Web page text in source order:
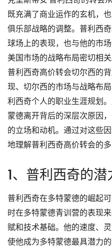
既充满了商业运作的玄机，
俱乐部战略的调整。普利西
球场上的表现，也与他的市
美国市场的战略布局密切相
普利西奇高价转会切尔西的
现、切尔西的市场与战略布
利西奇个人的职业生涯规划
蒙德离开背后的深层次原因
的立场和动机。通过对这些
地理解普利西奇高价转会的
1、普利西奇的
普利西奇在多特蒙德的崛起
时在多特蒙德青训营的表现
赋和技术基础。他的速度、
使他成为多特蒙德最具潜力